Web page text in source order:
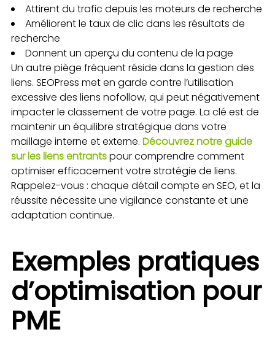
Attirent du trafic depuis les moteurs de recherche
Améliorent le taux de clic dans les résultats de
recherche
Donnent un aperçu du contenu de la page
Un autre piège fréquent réside dans la gestion des
liens. SEOPress met en garde contre l’utilisation
excessive des liens nofollow, qui peut négativement
impacter le classement de votre page. La clé est de
maintenir un équilibre stratégique dans votre
maillage interne et externe. Découvrez notre guide
sur les liens entrantspour comprendre comment
optimiser efficacement votre stratégie de liens.
Rappelez-vous : chaque détail compte en SEO, et la
réussite nécessite une vigilance constante et une
adaptation continue.
Exemples pratiques
d’optimisation pour
PME